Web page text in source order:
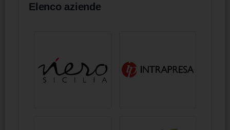
Elenco aziende